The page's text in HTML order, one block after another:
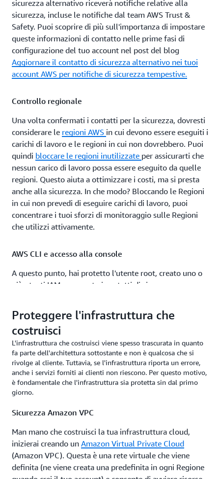
sicurezza alternativo riceverà notifiche relative alla
sicurezza, incluse le notifiche dal team AWS Trust &
Safety. Puoi scoprire di più sull'importanza di impostare
queste informazioni di contatto nelle prime fasi di
configurazione del tuo account nel post del blog
Aggiornare il contatto di sicurezza alternativo nei tuoi
account AWS per notifiche di sicurezza tempestive.
Controllo regionale
Una volta confermati i contatti per la sicurezza, dovresti
considerare le regioni AWS in cui devono essere eseguiti i
carichi di lavoro e le regioni in cui non dovrebbero. Puoi
quindi bloccare le regioni inutilizzate per assicurarti che
nessun carico di lavoro possa essere eseguito da quelle
regioni. Questo aiuta a ottimizzare i costi, ma si presta
anche alla sicurezza. In che modo? Bloccando le Regioni
in cui non prevedi di eseguire carichi di lavoro, puoi
concentrare i tuoi sforzi di monitoraggio sulle Regioni
che utilizzi attivamente.
AWS CLI e accesso alla console
A questo punto, hai protetto l'utente root, creato uno o
più utenti IAM, assegnato i contatti di sicurezza e
di lavoro. Successivamente, consideriamo come gli
utenti interagiranno con le risorse AWS. Esistono due
metodi principali di interazione: l'interfaccia a riga di
comando (AWS CLI) e la Console di gestione AWS. Si
consiglia di configurare l'autenticazione unica (SSO) per
AWS CLI e la console.Consulta l'articoloConfigurazione
dell'interfaccia a riga di comando di AWS per utilizzare
AWS IAM Identity Center (successore di AWS Single Sign-
con AWS IAM Identity Center.
Gruppi IAM
Il passaggio successivo per proteggere il tuo account è
configurare gruppi di utenti AWS IAMper controllare
Proteggere l'infrastruttura che
costruisci
L'infrastruttura che costruisci viene spesso trascurata in quanto
fa parte dell'architettura sottostante e non è qualcosa che si
rivolge al cliente. Tuttavia, se l'infrastruttura riporta un errore,
anche i servizi forniti ai clienti non riescono. Per questo motivo,
è fondamentale che l'infrastruttura sia protetta sin dal primo
giorno.
Sicurezza Amazon VPC
Man mano che costruisci la tua infrastruttura cloud,
inizierai creando un Amazon Virtual Private Cloud
(Amazon VPC). Questa è una rete virtuale che viene
definita (ne viene creata una predefinita in ogni Regione